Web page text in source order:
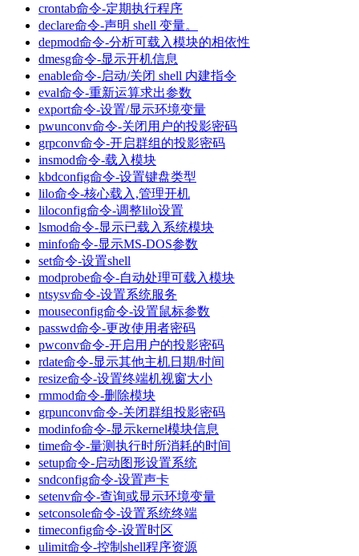
crontab命令-定期执行程序
declare命令-声明 shell 变量。
depmod命令-分析可载入模块的相依性
dmesg命令-显示开机信息
enable命令-启动/关闭 shell 内建指令
eval命令-重新运算求出参数
export命令-设置/显示环境变量
pwunconv命令-关闭用户的投影密码
grpconv命令-开启群组的投影密码
insmod命令-载入模块
kbdconfig命令-设置键盘类型
lilo命令-核心载入,管理开机
liloconfig命令-调整lilo设置
lsmod命令-显示已载入系统模块
minfo命令-显示MS-DOS参数
set命令-设置shell
modprobe命令-自动处理可载入模块
ntsysv命令-设置系统服务
mouseconfig命令-设置鼠标参数
passwd命令-更改使用者密码
pwconv命令-开启用户的投影密码
rdate命令-显示其他主机日期/时间
resize命令-设置终端机视窗大小
rmmod命令-删除模块
grpunconv命令-关闭群组投影密码
modinfo命令-显示kernel模块信息
time命令-量测执行时所消耗的时间
setup命令-启动图形设置系统
sndconfig命令-设置声卡
setenv命令-查询或显示环境变量
setconsole命令-设置系统终端
timeconfig命令-设置时区
ulimit命令-控制shell程序资源